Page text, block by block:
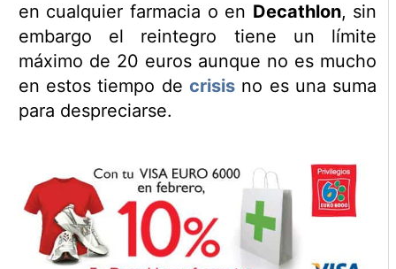
en cualquier farmacia o en Decathlon, sin
embargo el reintegro tiene un límite
máximo de 20 euros aunque no es mucho
en estos tiempo de crisis no es una suma
para despreciarse.